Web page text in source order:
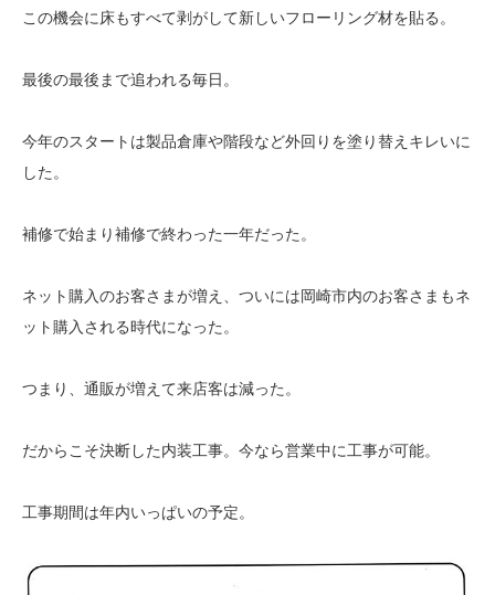
この機会に床もすべて剥がして新しいフローリング材を貼る。
最後の最後まで追われる毎日。
今年のスタートは製品倉庫や階段など外回りを塗り替えキレいに
した。
補修で始まり補修で終わった一年だった。
ネット購入のお客さまが増え、ついには岡崎市内のお客さまもネ
ット購入される時代になった。
つまり、通販が増えて来店客は減った。
だからこそ決断した内装工事。今なら営業中に工事が可能。
工事期間は年内いっぱいの予定。